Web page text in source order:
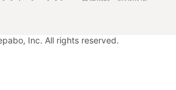
Inc. All rights reserved.